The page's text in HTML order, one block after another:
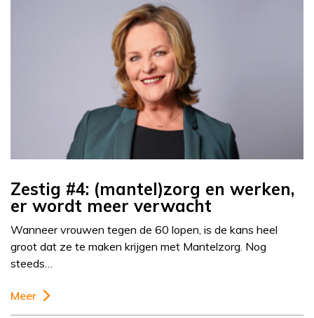
Zestig #4: (mantel)zorg en werken,
er wordt meer verwacht
Wanneer vrouwen tegen de 60 lopen, is de kans heel
groot dat ze te maken krijgen met Mantelzorg. Nog
steeds…
Meer